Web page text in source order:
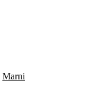
Marni